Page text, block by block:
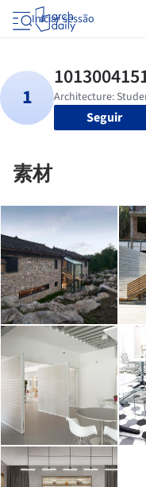
Iniciar sessão
Seguir
素材